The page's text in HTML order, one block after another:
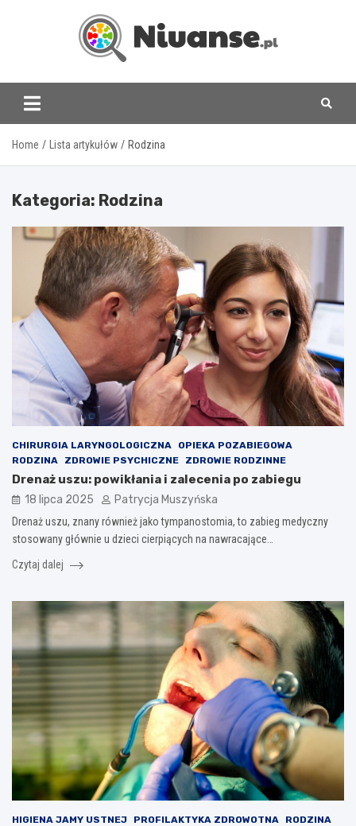
www.niuanse.pl
Home Lista artykułów Rodzina
Kategoria: Rodzina
CHIRURGIA LARYNGOLOGICZNA
OPIEKA POZABIEGOWA
RODZINA
ZDROWIE PSYCHICZNE ZDROWIE RODZINNE
Drenaż uszu: powikłania i zalecenia po zabiegu
18 lipca 2025 Patrycja Muszyńska
Drenaż uszu, znany również jako tympanostomia, to zabieg medyczny
stosowany głównie u dzieci cierpiących na nawracające…
Czytaj dalej
HIGIENA JAMY USTNEJ PROFILAKTYKA ZDROWOTNA
RODZINA